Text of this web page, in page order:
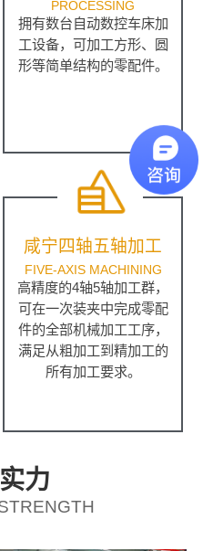
PROCESSING
拥有数台自动数控车床加
工设备，可加工方形、圆
形等简单结构的零配件。
咸宁四轴五轴加工
FIVE-AXIS MACHINING
高精度的4轴5轴加工群，
可在一次装夹中完成零配
件的全部机械加工工序，
满足从粗加工到精加工的
所有加工要求。
力